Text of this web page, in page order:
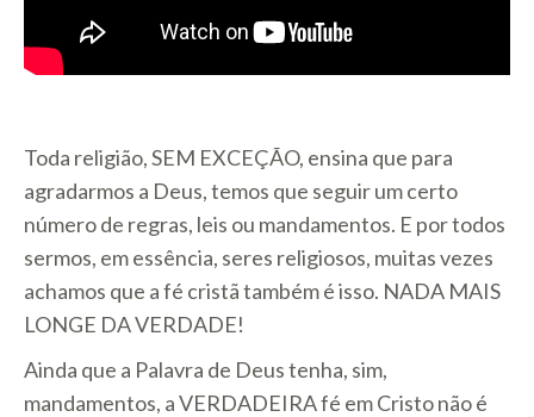
Toda religião, SEM EXCEÇÃO, ensina que para
agradarmos a Deus, temos que seguir um certo
número de regras, leis ou mandamentos. E por todos
sermos, em essência, seres religiosos, muitas vezes
achamos que a fé cristã também é isso. NADA MAIS
LONGE DA VERDADE!
Ainda que a Palavra de Deus tenha, sim,
mandamentos, a VERDADEIRA fé em Cristo não é